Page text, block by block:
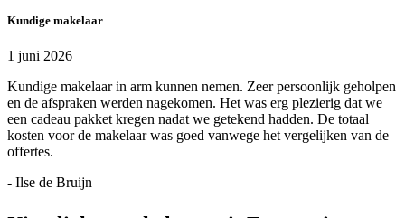
Kundige makelaar
1 juni 2026
Kundige makelaar in arm kunnen nemen. Zeer persoonlijk geholpen
en de afspraken werden nagekomen. Het was erg plezierig dat we
een cadeau pakket kregen nadat we getekend hadden. De totaal
kosten voor de makelaar was goed vanwege het vergelijken van de
offertes.
- Ilse de Bruijn